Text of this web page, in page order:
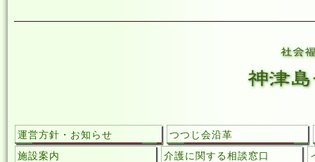
運営方針・お知らせ
つつじ会沿革
施設案内
介護に関する相談窓口